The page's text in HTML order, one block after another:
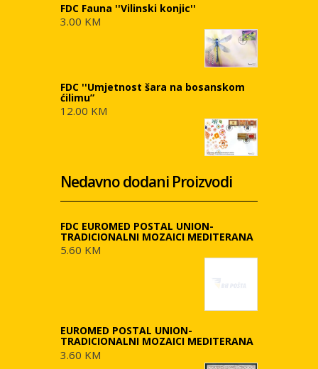
FDC Fauna ''Vilinski konjic''
3.00 KM
FDC ''Umjetnost šara na bosanskom
ćilimu”
12.00 KM
Nedavno dodani Proizvodi
FDC EUROMED POSTAL UNION-
TRADICIONALNI MOZAICI MEDITERANA
5.60 KM
EUROMED POSTAL UNION-
TRADICIONALNI MOZAICI MEDITERANA
3.60 KM